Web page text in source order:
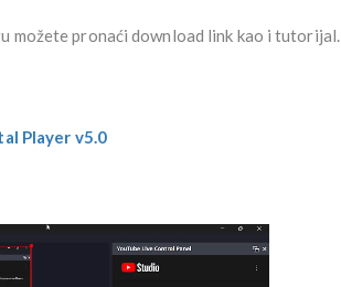
možete pronaći download link kao i tutorijal.
Player v5.0